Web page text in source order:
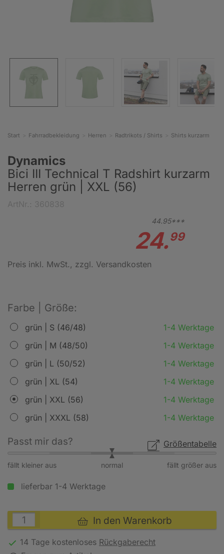
Start Fahrradbekleidung Herren Radtrikots / Shirts Shirts kurzarm
Dynamics
Bici III Technical T Radshirt kurzarm
Herren grün | XXL (56)
44.95***
24.99
Preis inkl. MwSt., zzgl. Versandkosten
Farbe | Größe:
grün | S (46/48)
1-4 Werktage
grün | M (48/50)
1-4 Werktage
grün | L (50/52)
1-4 Werktage
grün | XL (54)
1-4 Werktage
grün | XXL (56)
1-4 Werktage
grün | XXXL (58)
1-4 Werktage
Größentabelle
Passt mir das?
fällt kleiner aus fällt größer aus
normal
lieferbar 1-4 Werktage
In den Warenkorb
14 Tage kostenloses Rückgaberecht